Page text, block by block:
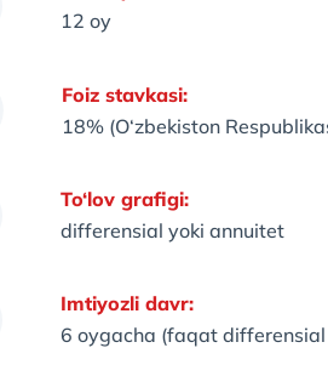
12 oy
Foiz stavkasi:
18% (O‘zbekiston
To‘lov grafigi:
differensial yoki annuitet
Imtiyozli davr:
6 oygacha (faqat differensial